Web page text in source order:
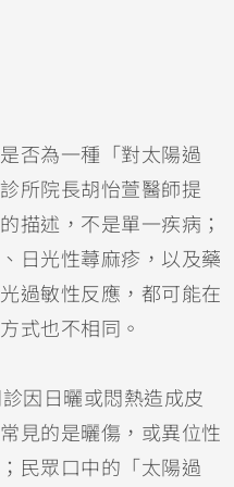
否為一種「對太陽過
所院長胡怡萱醫師提
描述，不是單一疾病；
日光性蕁麻疹 ，以及藥
過敏性反應，都可能在
式也不相同。
因日曬或悶熱造成皮
見的是曬傷，或異位性
民眾口中的「太陽過